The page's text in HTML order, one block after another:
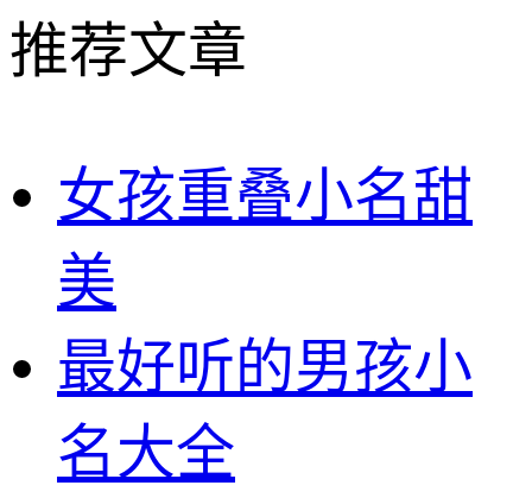
推荐文章
女孩重叠小名甜
美
最好听的男孩小
名大全